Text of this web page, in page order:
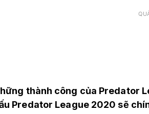
thành công của Predator
Predator League 2020 sẽ